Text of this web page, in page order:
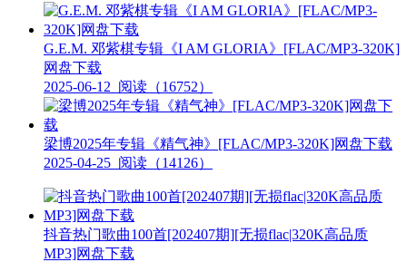
G.E.M. 邓紫棋专辑《I AM GLORIA》[FLAC/MP3-320K]
网盘下载
2025-06-12 阅读（16752）
梁博2025年专辑《精气神》[FLAC/MP3-320K]网盘下载
2025-04-25 阅读（14126）
抖音热门歌曲100首[202407期][无损flac|320K高品质
MP3]网盘下载